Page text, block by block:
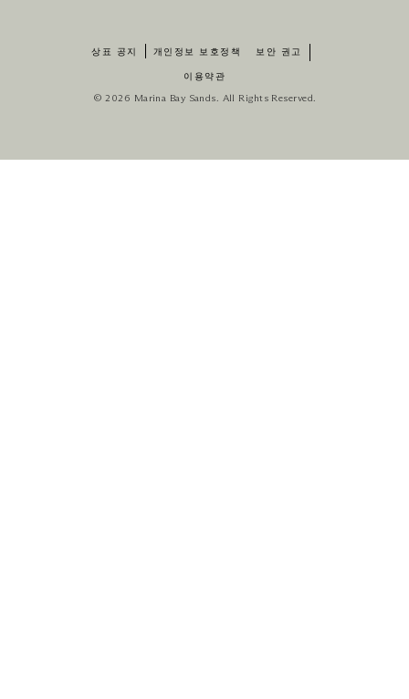
상표 공지 개인정보 보호정책 보안 권고
이용약관
© 2026 Marina Bay Sands. All Rights Reserved.